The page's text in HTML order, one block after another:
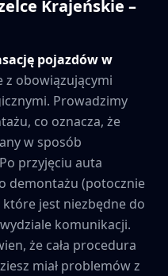
Krajeńskie –
pojazdów w
z obowiązującymi
Prowadzimy
co oznacza, że
w sposób
przyjęciu auta
demontażu (potocznie
które jest niezbędne do
komunikacji.
że cała procedura
miał problemów z